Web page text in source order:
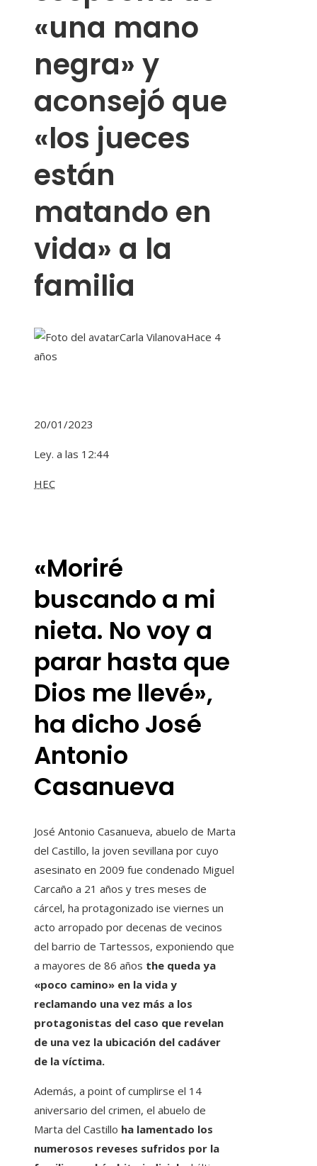
«una mano
negra» y
aconsejó que
«los jueces
están
matando en
vida» a la
familia
Carla VilanovaHace 4
años
20/01/2023
Ley. a las 12:44
HEC
«Moriré
buscando a mi
nieta. No voy a
parar hasta que
Dios me llevé»,
ha dicho José
Antonio
Casanueva
José Antonio Casanueva, abuelo de Marta
del Castillo, la joven sevillana por cuyo
asesinato en 2009 fue condenado Miguel
Carcaño a 21 años y tres meses de
cárcel, ha protagonizado ise viernes un
acto arropado por decenas de vecinos
del barrio de Tartessos, exponiendo que
a mayores de 86 años the queda ya
«poco camino» en la vida y
reclamando una vez más a los
protagonistas del caso que revelan
de una vez la ubicación del cadáver
de la víctima.
Además, a point of cumplirse el 14
aniversario del crimen, el abuelo de
Marta del Castillo ha lamentado los
numerosos reveses sufridos por la